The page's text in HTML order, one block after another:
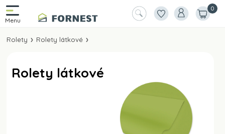
0
Rolety Rolety látkové
Rolety látkové